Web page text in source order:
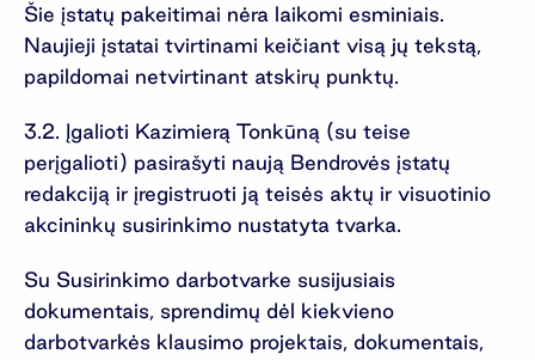
Šie įstatų pakeitimai nėra laikomi esminiais.
Naujieji įstatai tvirtinami keičiant visą jų tekstą,
papildomai netvirtinant atskirų punktų.
3.2. Įgalioti Kazimierą Tonkūną (su teise
perįgalioti) pasirašyti naują Bendrovės įstatų
redakciją ir įregistruoti ją teisės aktų ir visuotinio
akcininkų susirinkimo nustatyta tvarka.
Su Susirinkimo darbotvarke susijusiais
dokumentais, sprendimų dėl kiekvieno
darbotvarkės klausimo projektais, dokumentais,